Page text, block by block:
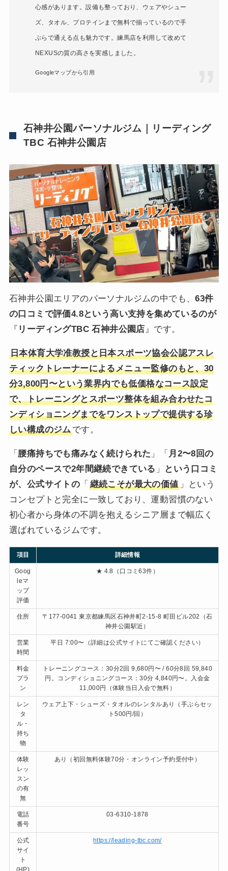
心感があります。設備も整っており、ウェアやシュー
ズ、タオル、プロテインまで無料で揃っているので手
ぶらで通える点も魅力です。練馬店を利用して改めて
NEXUSの質の高さを実感しました。
Googleマップから引用
石神井公園パーソナルジム｜リーディング
TBC 石神井公園店
石神井公園エリアのパーソナルジムの中でも、63件
の口コミで評価4.8という高い支持を集めているのが
『 リーディングTBC 石神井公園店 』です。
日本体育大学准教授と日本スポーツ協会公認アスレ
ティックトレーナーによるメニュー監修のもと、30
分3,800円〜という業界内でも低価格なコース設定
で、トレーニングとスポーツ整体を組み合わせたコ
ンディショニングまでをワンストップで提供する珍
しい構成のジムです。
「 腰痛持ちでも痛みなく続けられた 」「 月2〜8回の
自分のペースで2年間継続できている 」
という口コミ
が、公式サイトの 「 継続こそが最大の価値」という
コンセプトと完全に一致しており、運動習慣のない
初心者から身体の不調を抱えるシニア層まで幅広く
選ばれているジムです。
項目 詳細情報
Goog
leマ
ップ
評価
★ 4.8（口コミ63件）
住所
〒177-0041 東京都練馬区石神井町2-15-8 町田ビル202（石
神井公園駅近）
営業
時間
平日 7:00〜（詳細は公式サイトにてご確認ください）
料金
プラ
ン
トレーニングコース：30分2回 9,680円〜 / 60分8回 59,840
円。コンディショニングコース：30分 4,840円〜。入会金
11,000円（体験当日入会で無料）
レン
タ
ル・
持ち
物
ウェア上下・シューズ・タオルのレンタルあり（手ぶらセッ
ト500円/回）
体験
レッ
スン
の有
無
あり（初回無料体験70分・オンライン予約受付中）
電話
番号
03-6310-1878
公式
サイ
ト
(HP)
https://leading-tbc.com/